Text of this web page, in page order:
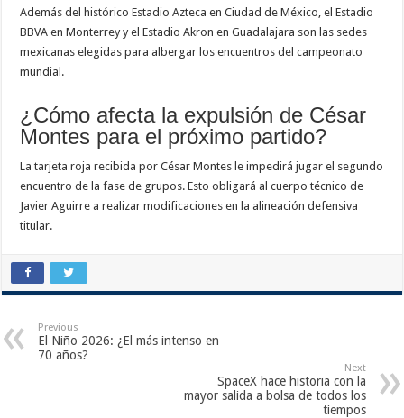
Además del histórico Estadio Azteca en Ciudad de México, el Estadio
BBVA en Monterrey y el Estadio Akron en Guadalajara son las sedes
mexicanas elegidas para albergar los encuentros del campeonato
mundial.
¿Cómo afecta la expulsión de César
Montes para el próximo partido?
La tarjeta roja recibida por César Montes le impedirá jugar el segundo
encuentro de la fase de grupos. Esto obligará al cuerpo técnico de
Javier Aguirre a realizar modificaciones en la alineación defensiva
titular.
Previous
El Niño 2026: ¿El más intenso en
70 años?
Next
SpaceX hace historia con la
mayor salida a bolsa de todos los
tiempos